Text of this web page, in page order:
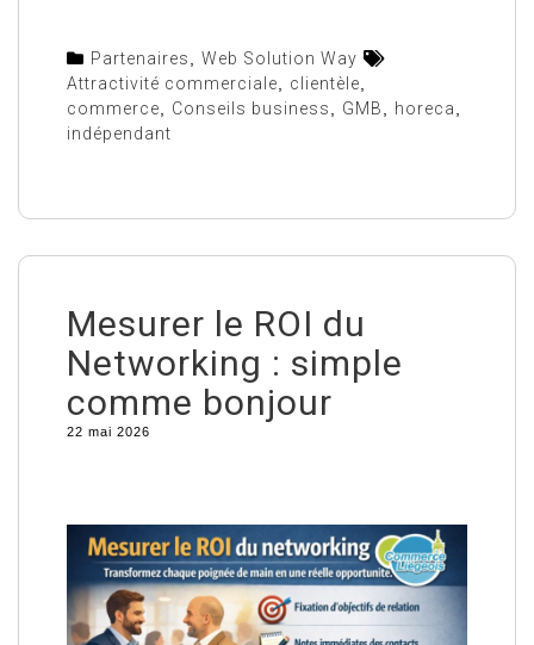
Partenaires
Web Solution Way
Attractivité commerciale
clientèle
commerce
Conseils business GMB horeca
indépendant
Mesurer le ROI du
Networking : simple
comme bonjour
22 mai 2026